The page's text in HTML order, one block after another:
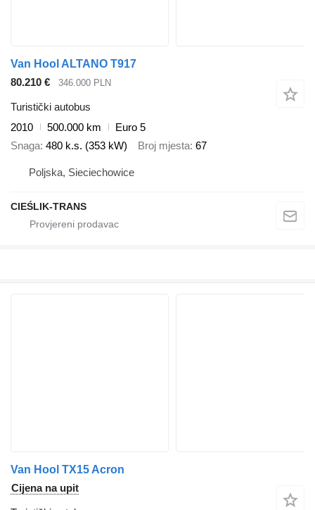
Van Hool ALTANO T917
80.210 €
346.000 PLN
Turistički autobus
2010
500.000 km
Euro 5
Snaga 480 k.s. (353 kW) Broj mjesta 67
Poljska, Sieciechowice
CIEŚLIK-TRANS
Van Hool TX15 Acron
Cijena na upit